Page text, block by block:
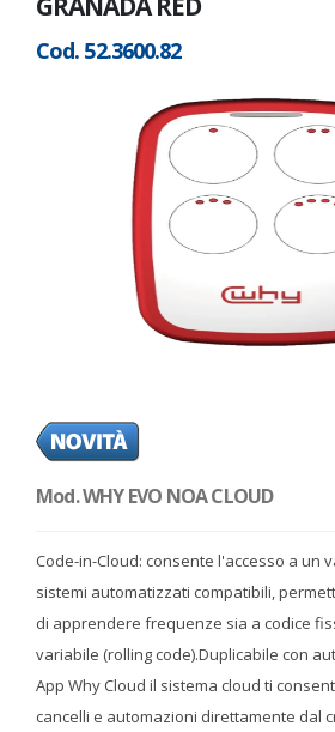
Cod. 52.3600.82
Mod. WHY EVO NOA CLOUD
Code-in-Cloud: consente l'accesso a un
sistemi automatizzati compatibili,
di apprendere frequenze sia a codice
variabile (rolling code).Duplicabile con
App Why Cloud il sistema cloud ti
cancelli e automazioni direttamente dal